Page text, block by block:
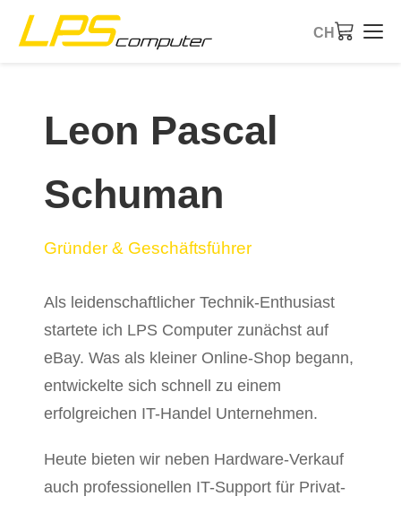
CH
Produkte
Dienstleistungen
Über die Firma
Leon Pascal
Schuman
Gründer & Geschäftsführer
Als leidenschaftlicher Technik-Enthusiast
startete ich LPS Computer zunächst auf
eBay. Was als kleiner Online-Shop begann,
entwickelte sich schnell zu einem
erfolgreichen IT-Handel Unternehmen.
Heute bieten wir neben Hardware-Verkauf
auch professionellen IT-Support für Privat-